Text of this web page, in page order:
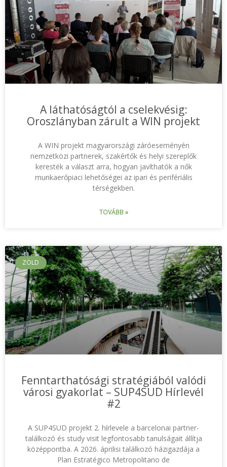
A láthatóságtól a cselekvésig:
Oroszlányban zárult a WIN projekt
A WIN projekt magyarországi záróeseményén
nemzetközi partnerek, szakértők és helyi szereplők
keresték a választ arra, hogyan javíthatók a nők
munkaerőpiaci lehetőségei az ipari és perifériális
térségekben.
TOVÁBB »
ZÖLD
Fenntarthatósági stratégiából valódi
városi gyakorlat – SUP4SUD Hírlevél
#2
A SUP4SUD projekt 2. hírlevele a barcelonai partner-
találkozó és study visit legfontosabb tanulságait állítja
középpontba. A 2026. áprilisi találkozó házigazdája a
Plan Estratégico Metropolitano de